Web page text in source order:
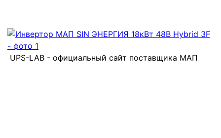
UPS-LAB - официальный сайт поставщика МАП